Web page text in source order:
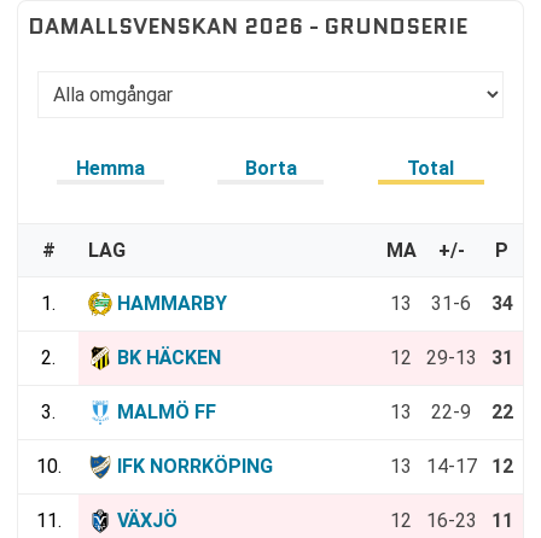
DAMALLSVENSKAN 2026 - GRUNDSERIE
Hemma Borta Total
# LAG MA +/- P
1. HAMMARBY 13 31-6 34
2. BK HÄCKEN 12 29-13 31
3. MALMÖ FF 13 22-9 22
10. IFK NORRKÖPING 13 14-17 12
11. VÄXJÖ 12 16-23 11